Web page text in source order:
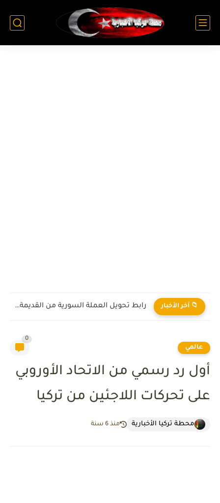
📁 آخر الأخبار رابط تحويل العملة السورية من القديمة إلى الجديدة 2026
عالمي
0
أول رد رسمي من الاتحاد الأوروبي
على تحركات اللاجئين من تركيا
محطة تركيا الأخبارية منذ 6 سنة